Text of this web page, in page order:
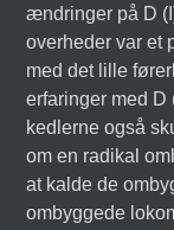
ændringer på D
overheder var et
med det lille
erfaringer med D
kedlerne også
om en radikal
at kalde de
ombyggede